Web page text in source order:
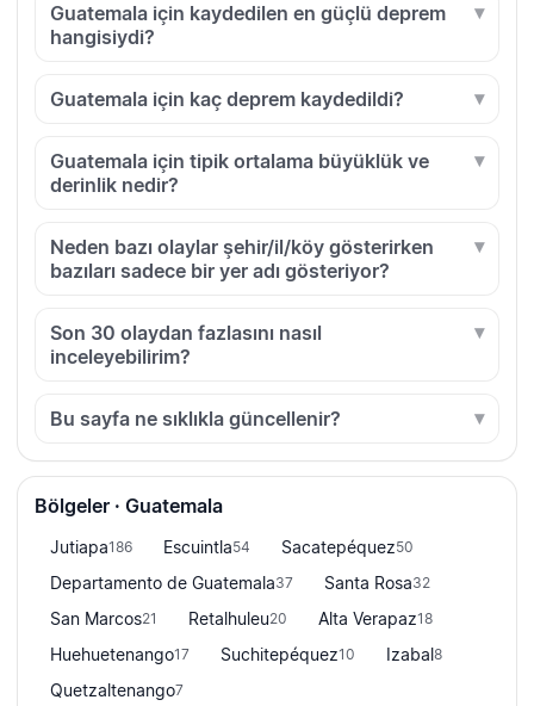
Guatemala için kaydedilen en güçlü deprem
hangisiydi?
Guatemala için kaç deprem kaydedildi?
Guatemala için tipik ortalama büyüklük ve
derinlik nedir?
Neden bazı olaylar şehir/il/köy gösterirken
bazıları sadece bir yer adı gösteriyor?
Son 30 olaydan fazlasını nasıl
inceleyebilirim?
Bu sayfa ne sıklıkla güncellenir?
Bölgeler · Guatemala
Jutiapa186 Escuintla54 Sacatepéquez50
Departamento de Guatemala37 Santa Rosa32
San Marcos21 Retalhuleu20 Alta Verapaz18
Huehuetenango17 Suchitepéquez10 Izabal8
Quetzaltenango7